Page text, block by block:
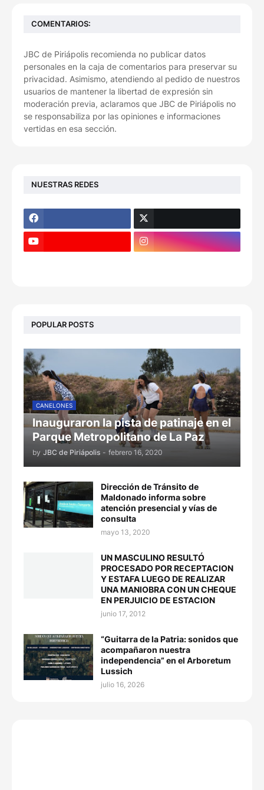
COMENTARIOS:
JBC de Piriápolis recomienda no publicar datos
personales en la caja de comentarios para preservar su
privacidad. Asimismo, atendiendo al pedido de nuestros
usuarios de mantener la libertad de expresión sin
moderación previa, aclaramos que JBC de Piriápolis no
se responsabiliza por las opiniones e informaciones
vertidas en esa sección.
NUESTRAS REDES
POPULAR POSTS
CANELONES
Inauguraron la pista de patinaje en el
Parque Metropolitano de La Paz
by JBC de Piriápolis - febrero 16, 2020
Dirección de Tránsito de
Maldonado informa sobre
atención presencial y vías de
consulta
mayo 13, 2020
UN MASCULINO RESULTÓ
PROCESADO POR RECEPTACION
Y ESTAFA LUEGO DE REALIZAR
UNA MANIOBRA CON UN CHEQUE
EN PERJUICIO DE ESTACION
junio 17, 2012
“Guitarra de la Patria: sonidos que
acompañaron nuestra
independencia” en el Arboretum
Lussich
julio 16, 2026